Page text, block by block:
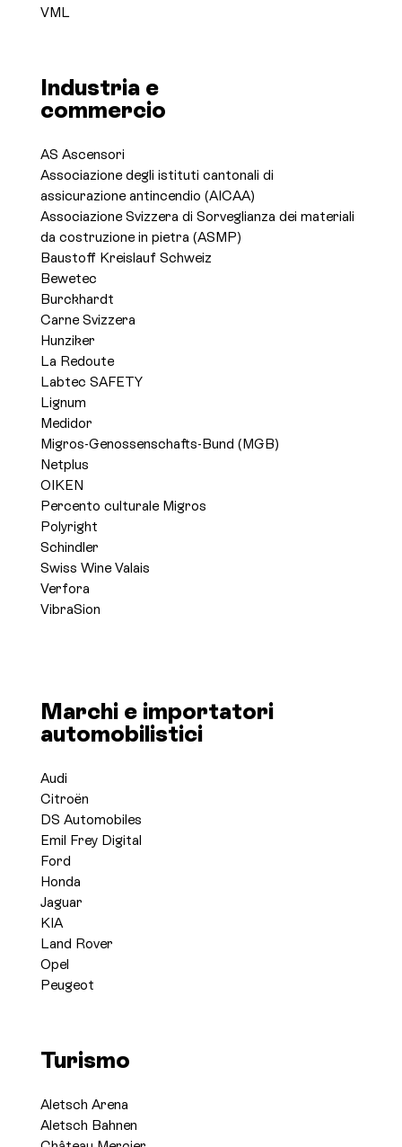
VML
Industria e
commercio
AS Ascensori
Associazione degli istituti cantonali di
assicurazione antincendio (AICAA)
Associazione Svizzera di Sorveglianza dei materiali
da costruzione in pietra (ASMP)
Baustoff Kreislauf Schweiz
Bewetec
Burckhardt
Carne Svizzera
Hunziker
La Redoute
Labtec SAFETY
Lignum
Medidor
Migros-Genossenschafts-Bund (MGB)
Netplus
OIKEN
Percento culturale Migros
Polyright
Schindler
Swiss Wine Valais
Verfora
VibraSion
Marchi e importatori
automobilistici
Audi
Citroën
DS Automobiles
Emil Frey Digital
Ford
Honda
Jaguar
KIA
Land Rover
Opel
Peugeot
Turismo
Aletsch Arena
Aletsch Bahnen